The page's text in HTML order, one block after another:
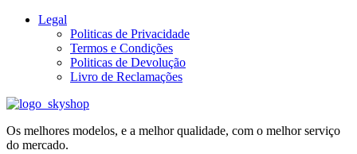
Legal
Politicas de Privacidade
Termos e Condições
Politicas de Devolução
Livro de Reclamações
Os melhores modelos, e a melhor qualidade, com o melhor serviço
do mercado.